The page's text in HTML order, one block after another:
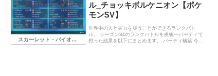
スカーレット・バイオレット
ル_チョッキボルケニオン【ポケ
モンSV】
世界中の人と実力を競うことができるランクバト
ル。 シーズン34のランクバトルを炎統一パーティで
戦った結果を以下にまとめます。 パーティ構築 今月